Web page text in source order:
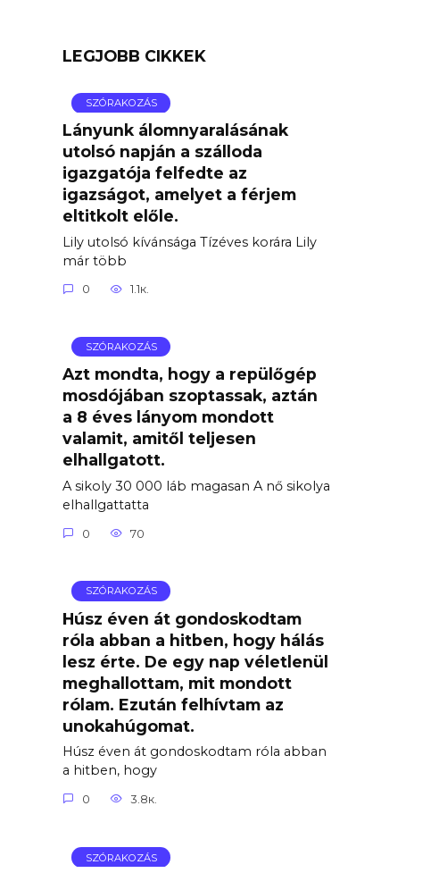
LEGJOBB CIKKEK
SZÓRAKOZÁS
Lányunk álomnyaralásának
utolsó napján a szálloda
igazgatója felfedte az
igazságot, amelyet a férjem
eltitkolt előle.
Lily utolsó kívánsága Tízéves korára Lily
már több
0 1.1к.
SZÓRAKOZÁS
Azt mondta, hogy a repülőgép
mosdójában szoptassak, aztán
a 8 éves lányom mondott
valamit, amitől teljesen
elhallgatott.
A sikoly 30 000 láb magasan A nő sikolya
elhallgattatta
0 70
SZÓRAKOZÁS
Húsz éven át gondoskodtam
róla abban a hitben, hogy hálás
lesz érte. De egy nap véletlenül
meghallottam, mit mondott
rólam. Ezután felhívtam az
unokahúgomat.
Húsz éven át gondoskodtam róla abban
a hitben, hogy
0 3.8к.
SZÓRAKOZÁS